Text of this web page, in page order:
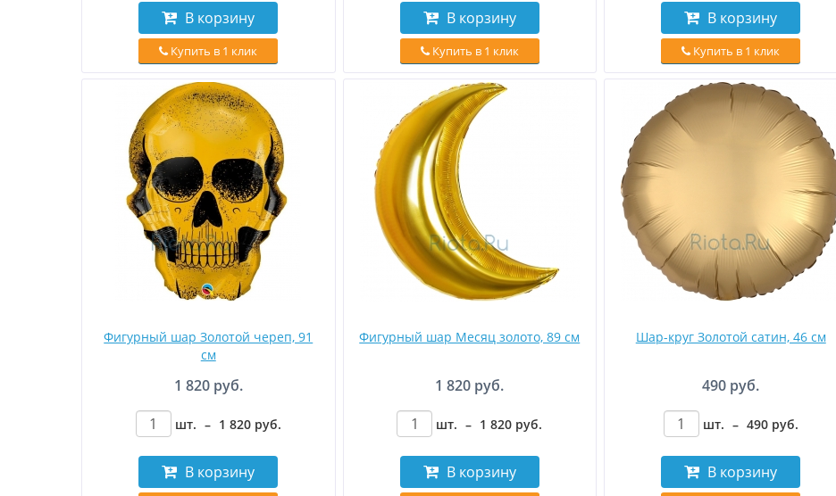
В корзину
Купить в 1 клик
В корзину
Купить в 1 клик
В корзину
Купить в 1 клик
Фигурный шар Золотой череп, 91
см
1 820 руб.
шт. – 1 820 руб.
В корзину
Фигурный шар Месяц золото, 89 см
1 820 руб.
шт. – 1 820 руб.
В корзину
Шар-круг Золотой сатин, 46 см
490 руб.
шт. – 490 руб.
В корзину